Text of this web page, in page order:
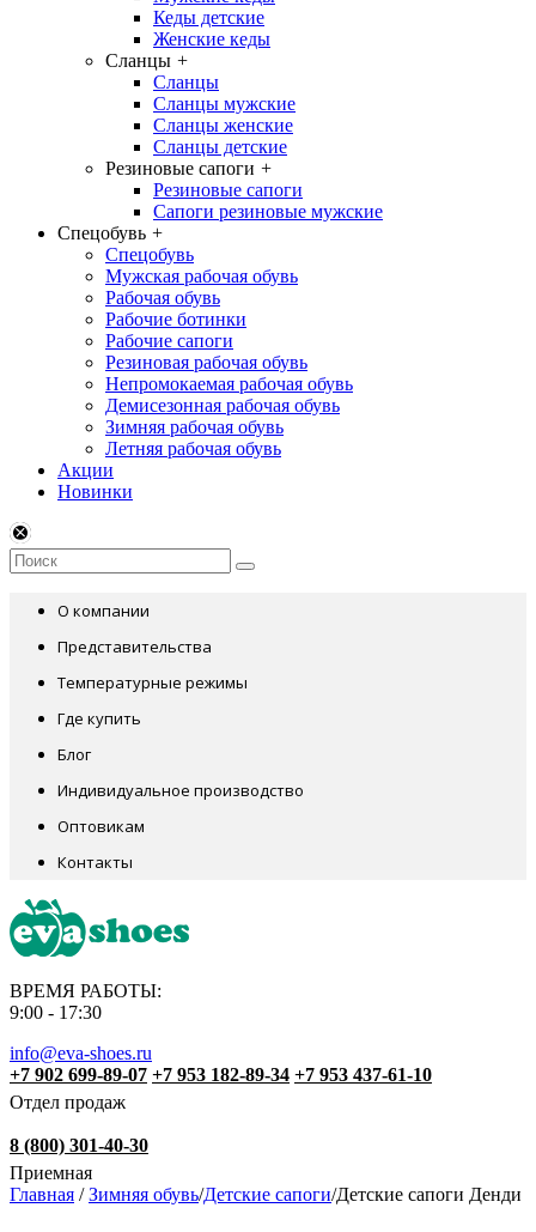
Кеды детские
Женские кеды
Сланцы +
Сланцы
Сланцы мужские
Сланцы женские
Сланцы детские
Резиновые сапоги +
Резиновые сапоги
Сапоги резиновые мужские
Спецобувь +
Спецобувь
Мужская рабочая обувь
Рабочая обувь
Рабочие ботинки
Рабочие сапоги
Резиновая рабочая обувь
Непромокаемая рабочая обувь
Демисезонная рабочая обувь
Зимняя рабочая обувь
Летняя рабочая обувь
Акции
Новинки
О компании
Представительства
Температурные режимы
Где купить
Блог
Индивидуальное производство
Оптовикам
Контакты
ВРЕМЯ РАБОТЫ:
9:00 - 17:30
info@eva-shoes.ru
+7 902 699-89-07 +7 953 182-89-34 +7 953 437-61-10
Отдел продаж
8 (800) 301-40-30
Приемная
Главная / Зимняя обувь/Детские сапоги/Детские сапоги Денди